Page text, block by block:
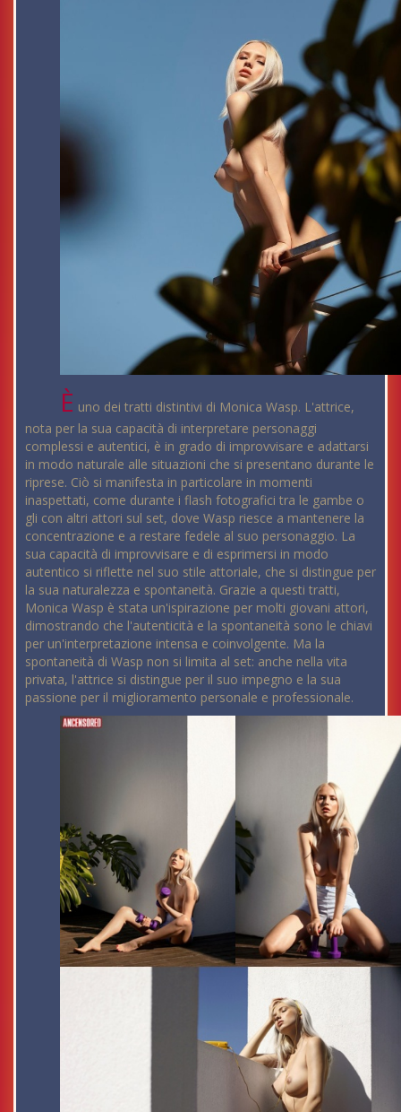
È uno dei tratti distintivi di Monica Wasp. L'attrice,
nota per la sua capacità di interpretare personaggi
complessi e autentici, è in grado di improvvisare e adattarsi
in modo naturale alle situazioni che si presentano durante le
riprese. Ciò si manifesta in particolare in momenti
inaspettati, come durante i flash fotografici tra le gambe o
gli con altri attori sul set, dove Wasp riesce a mantenere la
concentrazione e a restare fedele al suo personaggio. La
sua capacità di improvvisare e di esprimersi in modo
autentico si riflette nel suo stile attoriale, che si distingue per
la sua naturalezza e spontaneità. Grazie a questi tratti,
Monica Wasp è stata un'ispirazione per molti giovani attori,
dimostrando che l'autenticità e la spontaneità sono le chiavi
per un'interpretazione intensa e coinvolgente. Ma la
spontaneità di Wasp non si limita al set: anche nella vita
privata, l'attrice si distingue per il suo impegno e la sua
passione per il miglioramento personale e professionale.